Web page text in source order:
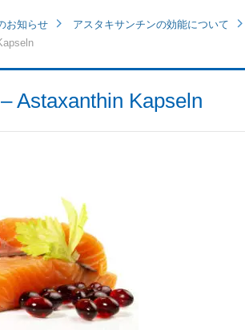
メッセージ
お知らせ
アスタキサンチンの効能について
Astaxanthin Kapseln